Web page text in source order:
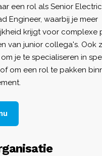
een rol als Senior
Engineer, waarbij je meer
krijgt voor complexe
van junior collega's. Ook
je te specialiseren in
om een rol te pakken